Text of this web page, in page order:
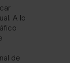
A lo
de